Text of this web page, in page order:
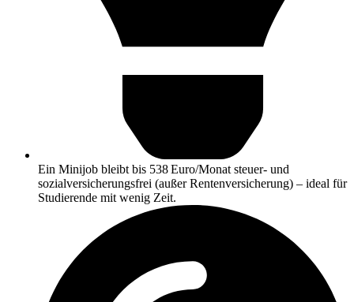
Ein Minijob bleibt bis 538 Euro/Monat steuer- und
sozialversicherungsfrei (außer Rentenversicherung) – ideal für
Studierende mit wenig Zeit.